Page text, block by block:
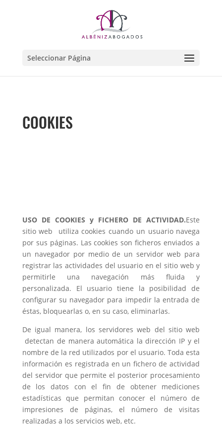
Seleccionar Página
COOKIES
USO DE COOKIES y FICHERO DE ACTIVIDAD.Este
sitio web utiliza cookies cuando un usuario navega
por sus páginas. Las cookies son ficheros enviados a
un navegador por medio de un servidor web para
registrar las actividades del usuario en el sitio web y
permitirle una navegación más fluida y
personalizada. El usuario tiene la posibilidad de
configurar su navegador para impedir la entrada de
éstas, bloquearlas o, en su caso, eliminarlas.
De igual manera, los servidores web del sitio web
detectan de manera automática la dirección IP y el
nombre de la red utilizados por el usuario. Toda esta
información es registrada en un fichero de actividad
del servidor que permite el posterior procesamiento
de los datos con el fin de obtener mediciones
estadísticas que permitan conocer el número de
impresiones de páginas, el número de visitas
realizadas a los servicios web, etc.